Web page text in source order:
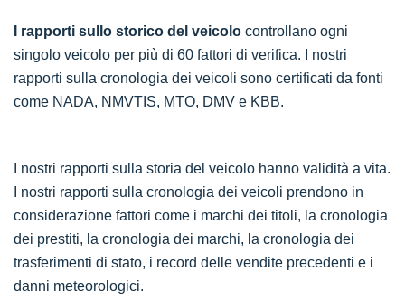
I rapporti sullo storico del veicolo controllano ogni
singolo veicolo per più di 60 fattori di verifica. I nostri
rapporti sulla cronologia dei veicoli sono certificati da fonti
come NADA, NMVTIS, MTO, DMV e KBB.
I nostri rapporti sulla storia del veicolo hanno validità a vita.
I nostri rapporti sulla cronologia dei veicoli prendono in
considerazione fattori come i marchi dei titoli, la cronologia
dei prestiti, la cronologia dei marchi, la cronologia dei
trasferimenti di stato, i record delle vendite precedenti e i
danni meteorologici.